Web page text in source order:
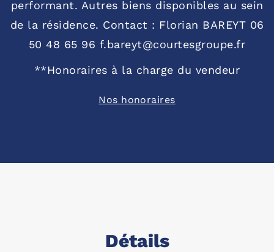
performant. Autres biens disponibles au sein
de la résidence. Contact : Florian BAREYT 06
50 48 65 96 f.bareyt@courtesgroupe.fr
**Honoraires à la charge du vendeur
Nos honoraires
Détails